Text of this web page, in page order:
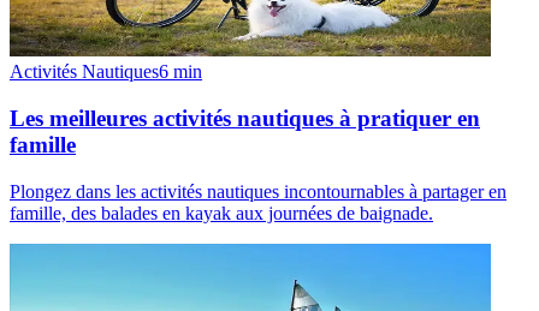
Activités Nautiques6 min
Les meilleures activités nautiques à pratiquer en
famille
Plongez dans les activités nautiques incontournables à partager en
famille, des balades en kayak aux journées de baignade.